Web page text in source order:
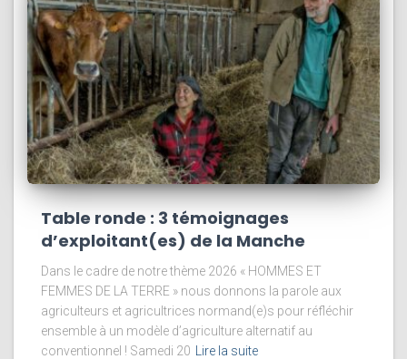
Table ronde : 3 témoignages
d’exploitant(es) de la Manche
Dans le cadre de notre thème 2026 « HOMMES ET
FEMMES DE LA TERRE » nous donnons la parole aux
agriculteurs et agricultrices normand(e)s pour réfléchir
ensemble à un modèle d’agriculture alternatif au
conventionnel ! Samedi 20
Lire la suite